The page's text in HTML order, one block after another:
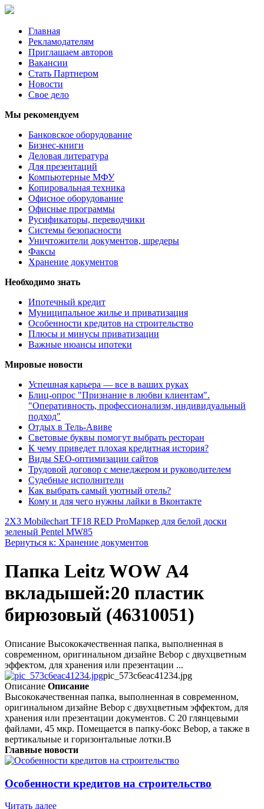
Главная
Рекламодателям
Приглашаем авторов
Вакансии
Стать Партнером
Новости
Свое дело
Мы рекомендуем
Банковское оборудование
Бизнес-книги
Деловая литература
Для презентаций
Компьютерные МФУ
Копировальная техника
Офисное оборудование
Офисные программы
Русификаторы, переводчики
Системы безопасности
Уничтожители документов, шредеры
Факсы
Хранение документов
Необходимо знать
Ипотечный кредит
Муниципальное жилье и приватизация
Особенности кредитов на строительство
Плюсы и минусы приватизации
Важные нюансы ипотеки
Мировые новости
Успешная карьера — все в ваших руках
Блиц-опрос "Признание в любви клиентам".
"Оперативность, профессионализм, индивидуальный
подход"
Отдых в Тель-Авиве
Световые буквы помогут выбрать ресторан
К чему приведет плохая кредитная история?
Виды SEO-оптимизации сайтов
Трудовой договор с менеджером и руководителем
Судебные исполнители
Как выбрать самый уютный отель?
Кому и для чего нужны лайки в Вконтакте
2X3 Mobilechart TF18 RED ProМаркер для белой доски
зеленый Pentel MW85
Вернуться к: Хранение документов
Папка Leitz WOW А4
вкладышей:20 пластик
бирюзовый (46310051)
Описание Высококачественная папка, выполненная в
современном, оригинальном дизайне Bebop с двухцветным
эффектом, для хранения или презентации ...
pic_573c6eac41234.jpg
Описание Описание
Высококачественная папка, выполненная в современном,
оригинальном дизайне Bebop с двухцветным эффектом, для
хранения или презентации документов. С 20 глянцевыми
файлами, 45 мкр. Помещается в папку-бокс Bebop, а также в
вертикальные и горизонтальные лотки.В
Главные новости
Особенности кредитов на строительство
Читать далее